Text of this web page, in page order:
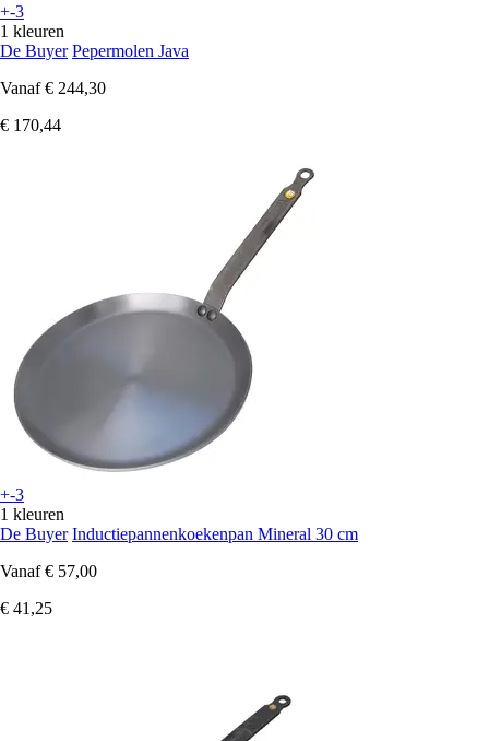
+-3
1 kleuren
De Buyer Pepermolen Java
Vanaf € 244,30
€ 170,44
+-3
1 kleuren
De Buyer Inductiepannenkoekenpan Mineral 30 cm
Vanaf € 57,00
€ 41,25